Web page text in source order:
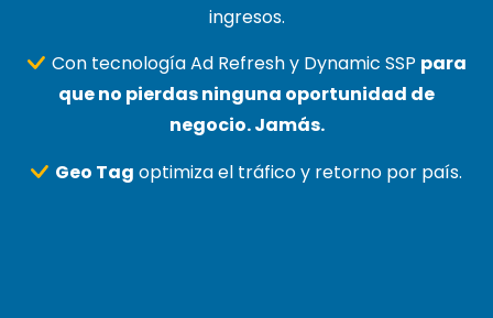
ingresos.
Con tecnología Ad Refresh y Dynamic SSP para
que no pierdas ninguna oportunidad de
negocio. Jamás.
Geo Tag optimiza el tráfico y retorno por país.